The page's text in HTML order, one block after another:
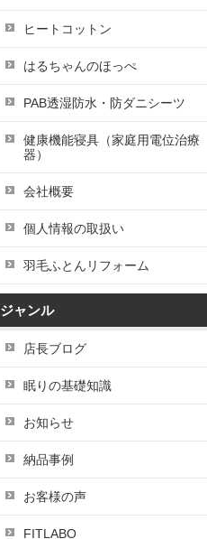
ヒートコットン
はるちゃんのほっぺ
PAB透湿防水・防ダニシーツ
健康機能寝具（家庭用電位治療
器）
会社概要
個人情報の取扱い
羽毛ふとんリフォーム
ジャンル
店長ブログ
眠りの基礎知識
お知らせ
納品事例
お客様の声
FITLABO